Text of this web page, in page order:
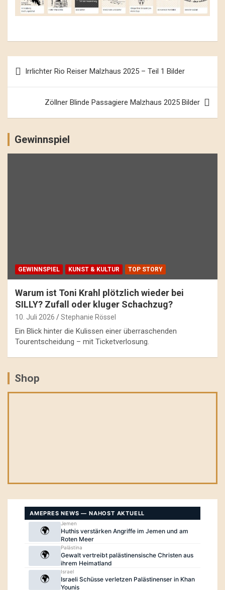
Navigation
Irrlichter Rio Reiser Malzhaus 2025 – Teil 1 Bilder
Zöllner Blinde Passagiere Malzhaus 2025 Bilder
Gewinnspiel
GEWINNSPIEL KUNST & KULTUR TOP STORY
Warum ist Toni Krahl plötzlich wieder bei
SILLY? Zufall oder kluger Schachzug?
10. Juli 2026 Stephanie Rössel
Ein Blick hinter die Kulissen einer überraschenden
Tourentscheidung – mit Ticketverlosung.
Shop